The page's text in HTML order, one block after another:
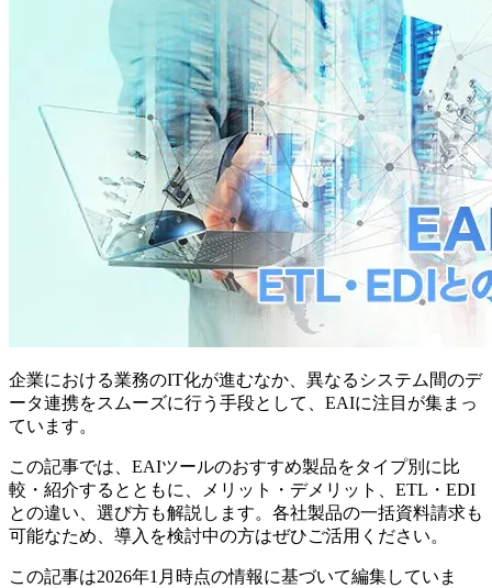
企業における業務のIT化が進むなか、異なるシステム間のデ
ータ連携をスムーズに行う手段として、EAIに注目が集まっ
ています。
この記事では、EAIツールのおすすめ製品をタイプ別に比
較・紹介するとともに、メリット・デメリット、ETL・EDI
との違い、選び方も解説します。各社製品の一括資料請求も
可能なため、導入を検討中の方はぜひご活用ください。
この記事は2026年1月時点の情報に基づいて編集していま